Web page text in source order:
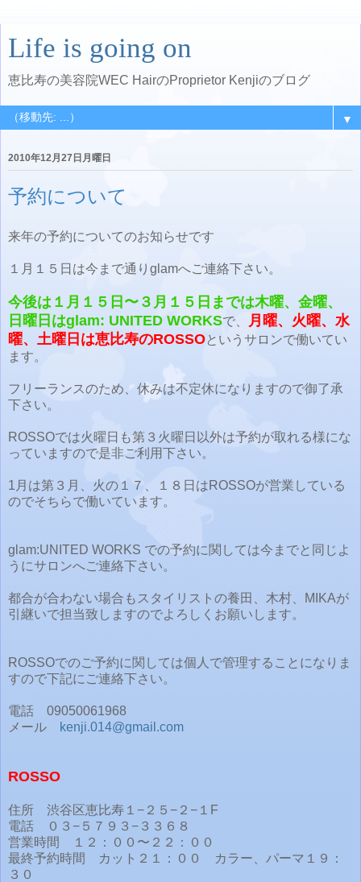
Life is going on
恵比寿の美容院WEC HairのProprietor Kenjiのブログ
▼
2010年12月27日月曜日
予約について
来年の予約についてのお知らせです
１月１５日は今まで通りglamへご連絡下さい。
今後は１月１５日〜３月１５日までは木曜、金曜、
日曜日はglam: UNITED WORKSで、
月曜、火曜、水
曜、土曜日は恵比寿のROSSOというサロンで働いてい
ます。
フリーランスのため、休みは不定休になりますので御了承
下さい。
ROSSOでは火曜日も第３火曜日以外は予約が取れる様にな
っていますので是非ご利用下さい。
1月は第３月、火の１７、１８日はROSSOが営業している
のでそちらで働いています。
glam:UNITED WORKS での予約に関しては今までと同じよ
うにサロンへご連絡下さい。
都合が合わない場合もスタイリストの養田、木村、MIKAが
引継いで担当致しますのでよろしくお願いします。
ROSSOでのご予約に関しては個人で管理することになりま
すので下記にご連絡下さい。
電話 09050061968
メール
kenji.014@gmail.com
ROSSO
住所 渋谷区恵比寿１−２５−２−１F
電話 ０３−５７９３−３３６８
営業時間 １２：００〜２２：００
最終予約時間 カット２１：００ カラー、パーマ１９：
３０